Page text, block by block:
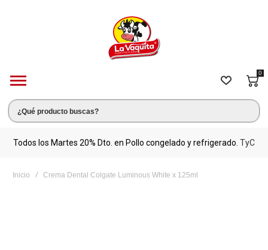
0
Todos los Martes 20% Dto. en Pollo congelado y refrigerado. TyC
Inicio Crema Dental Colgate Luminous White x 125ml